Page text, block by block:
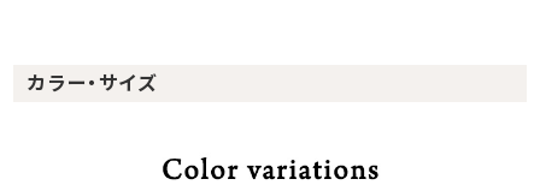
カラー・サイズ